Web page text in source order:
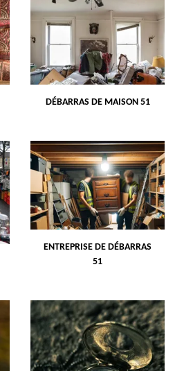
DÉBARRAS DE MAISON 51
ENTREPRISE DE DÉBARRAS
51